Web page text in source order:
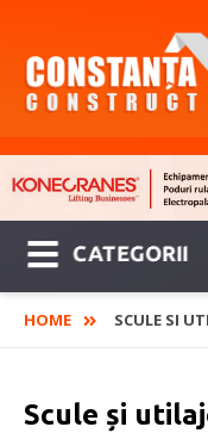
CATEGORII
HOME SCULE SI
Scule și